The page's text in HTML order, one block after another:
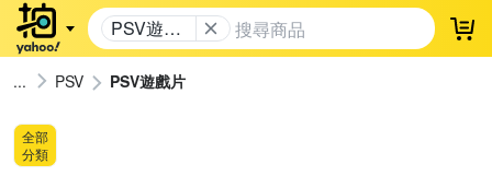
PSV遊戲
片
登
PSV PSV遊戲片
全部
分類